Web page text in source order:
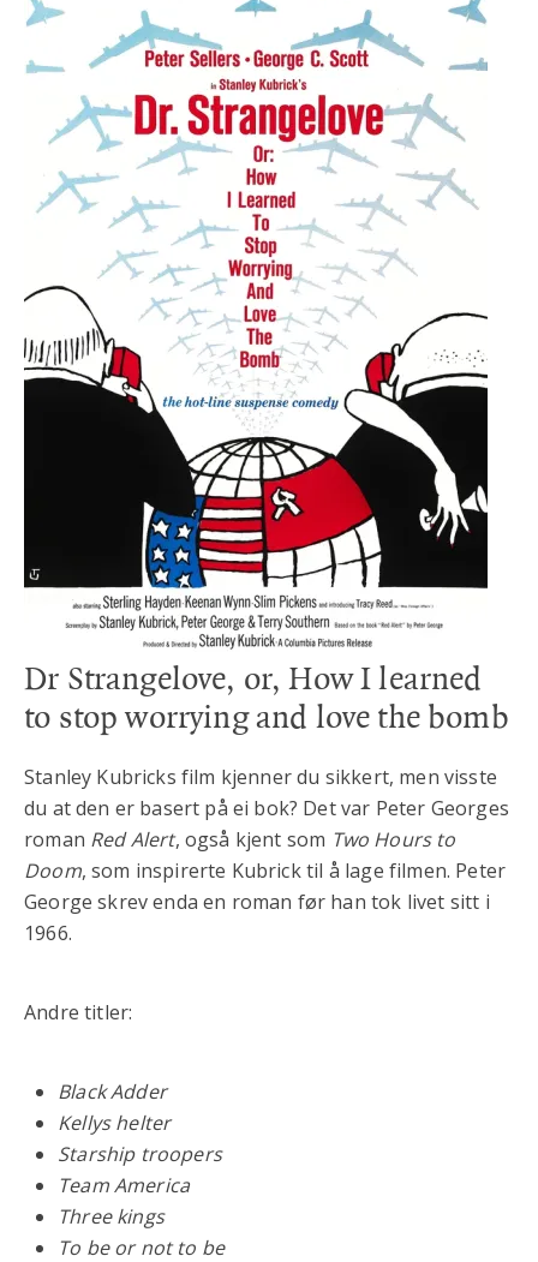
Dr Strangelove, or, How I learned
to stop worrying and love the bomb
Stanley Kubricks film kjenner du sikkert, men visste
du at den er basert på ei bok? Det var Peter Georges
roman Red Alert, også kjent som Two Hours to
Doom, som inspirerte Kubrick til å lage filmen. Peter
George skrev enda en roman før han tok livet sitt i
1966.
Andre titler:
Black Adder
Kellys helter
Starship troopers
Team America
Three kings
To be or not to be